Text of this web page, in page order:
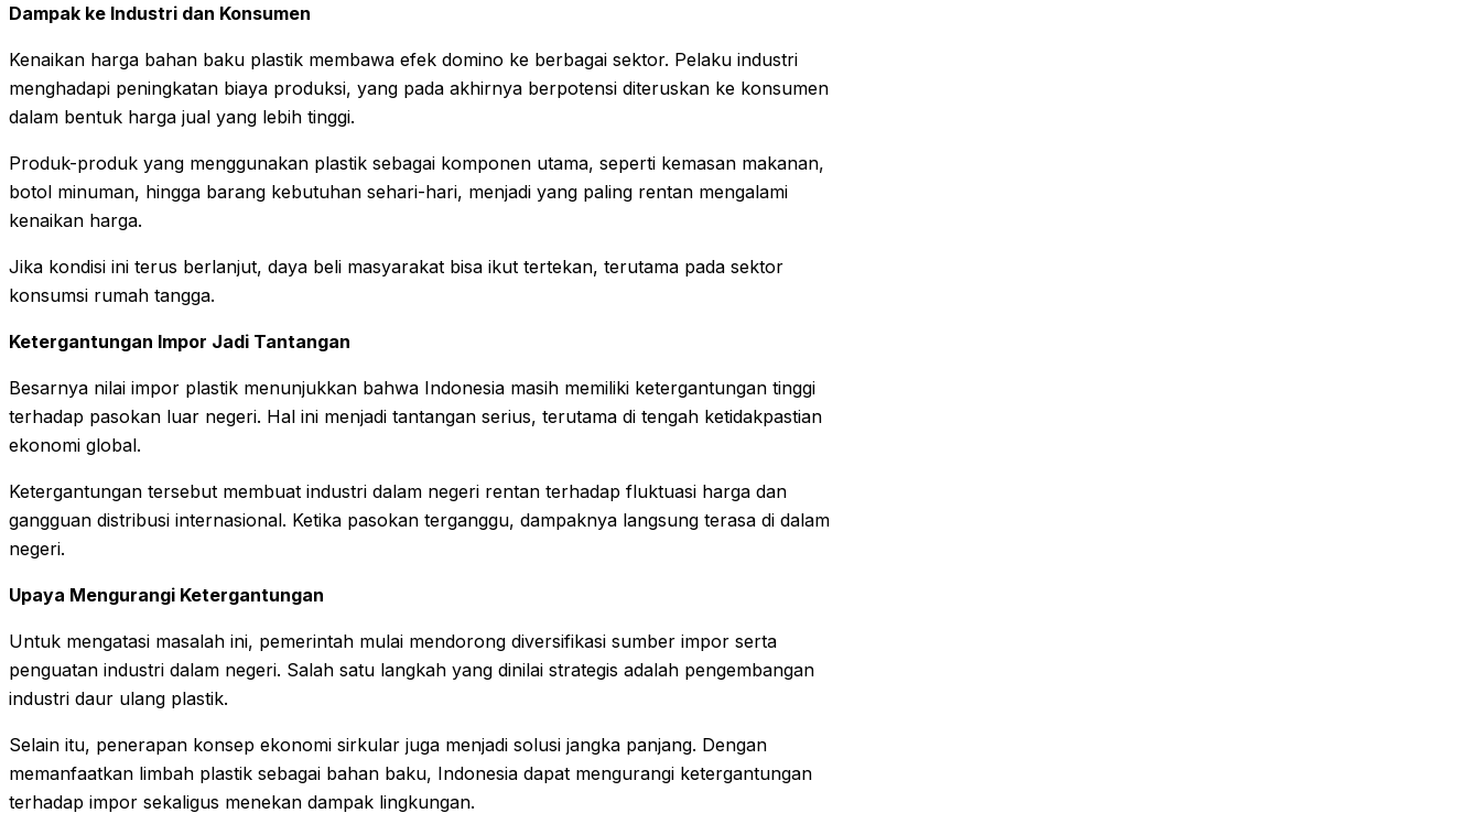
Dampak ke Industri dan Konsumen
Kenaikan harga bahan baku plastik membawa efek domino ke berbagai sektor. Pelaku industri
menghadapi peningkatan biaya produksi, yang pada akhirnya berpotensi diteruskan ke konsumen
dalam bentuk harga jual yang lebih tinggi.
Produk-produk yang menggunakan plastik sebagai komponen utama, seperti kemasan makanan,
botol minuman, hingga barang kebutuhan sehari-hari, menjadi yang paling rentan mengalami
kenaikan harga.
Jika kondisi ini terus berlanjut, daya beli masyarakat bisa ikut tertekan, terutama pada sektor
konsumsi rumah tangga.
Ketergantungan Impor Jadi Tantangan
Besarnya nilai impor plastik menunjukkan bahwa Indonesia masih memiliki ketergantungan tinggi
terhadap pasokan luar negeri. Hal ini menjadi tantangan serius, terutama di tengah ketidakpastian
ekonomi global.
Ketergantungan tersebut membuat industri dalam negeri rentan terhadap fluktuasi harga dan
gangguan distribusi internasional. Ketika pasokan terganggu, dampaknya langsung terasa di dalam
negeri.
Upaya Mengurangi Ketergantungan
Untuk mengatasi masalah ini, pemerintah mulai mendorong diversifikasi sumber impor serta
penguatan industri dalam negeri. Salah satu langkah yang dinilai strategis adalah pengembangan
industri daur ulang plastik.
Selain itu, penerapan konsep ekonomi sirkular juga menjadi solusi jangka panjang. Dengan
memanfaatkan limbah plastik sebagai bahan baku, Indonesia dapat mengurangi ketergantungan
terhadap impor sekaligus menekan dampak lingkungan.